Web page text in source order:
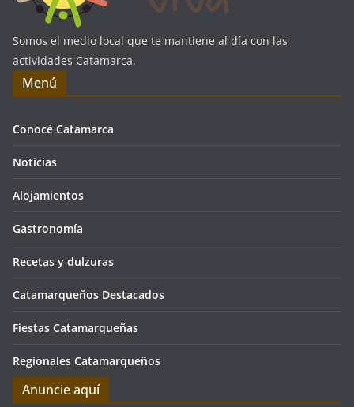
Somos el medio local que te mantiene al día con las
actividades Catamarca.
Menú
Conocé Catamarca
Noticias
Alojamientos
Gastronomía
Recetas y dulzuras
Catamarqueños Destacados
Fiestas Catamarqueñas
Regionales Catamarqueños
Anuncie aquí